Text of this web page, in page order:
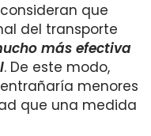
que
del transporte
más efectiva
. De este modo,
menores
que una medida